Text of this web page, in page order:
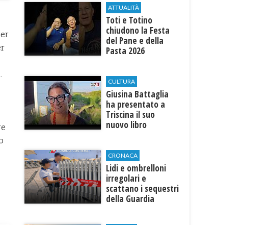
ATTUALITÀ
Toti e Totino
chiudono la Festa
del Pane e della
Pasta 2026
CULTURA
Giusina Battaglia
ha presentato a
Triscina il suo
nuovo libro
CRONACA
Lidi e ombrelloni
irregolari e
scattano i sequestri
della Guardia